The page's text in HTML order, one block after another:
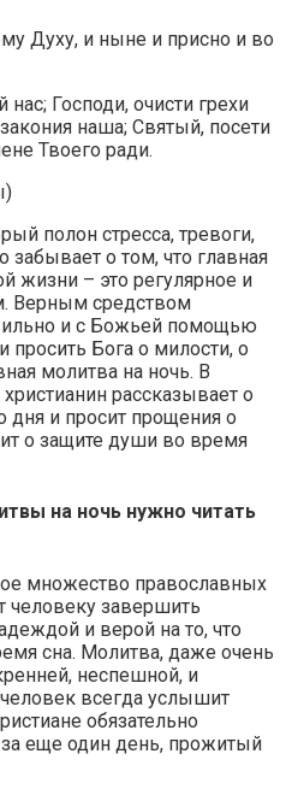
Духу, и ныне и присно и во
Господи, очисти грехи
наша; Святый, посети
Твоего ради.
полон стресса, тревоги,
забывает о том, что главная
жизни – это регулярное и
Верным средством
и с Божьей помощью
просить Бога о милости, о
молитва на ночь. В
рассказывает о
дня и просит прощения о
о защите души во время
на ночь нужно читать
множество православных
человеку завершить
и верой на то, что
сна. Молитва, даже очень
неспешной, и
всегда услышит
обязательно
еще один день, прожитый